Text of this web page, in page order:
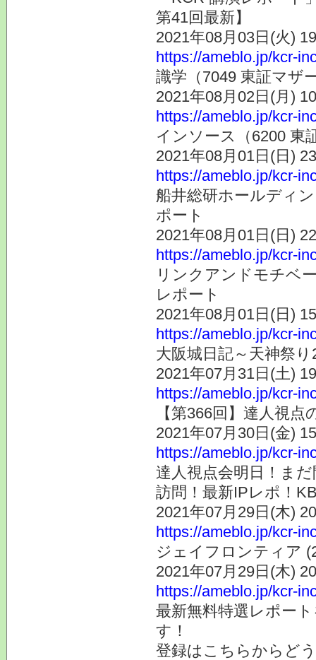
第41回最新】
2021年08月03日(火)
https://ameblo.jp/kcr-
識学（7049 東証マザ
2021年08月02日(月)
https://ameblo.jp/kcr-
インソース（6200 東
2021年08月01日(日)
https://ameblo.jp/kcr-
船井総研ホールディ
ポート
2021年08月01日(日)
https://ameblo.jp/kcr-
リンクアンドモチベ
レポート
2021年08月01日(日)
https://ameblo.jp/kcr-
大阪城日記～天神祭
2021年07月31日(土)
https://ameblo.jp/kcr-
【第366回】達人視
2021年07月30日(金)
https://ameblo.jp/kcr-
達人視点会明日！ま
訪問！最新IPレポ！
2021年07月29日(木)
https://ameblo.jp/kcr-
ジェイフロンティア
2021年07月29日(木)
https://ameblo.jp/kcr-
最新無料特選レポー
す！
登録はこちらからど